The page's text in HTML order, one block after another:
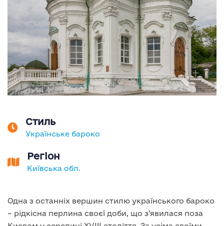
Стиль
Українське бароко
Регіон
Київська обл.
Одна з останніх вершин стилю українського бароко
– рідкісна перлина своєї доби, що з’явилася поза